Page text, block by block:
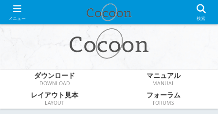
WordPress無料テーマ
ダウンロード
DOWNLOAD
マニュアル
MANUAL
レイアウト見本
LAYOUT
フォーラム
FORUMS
メニュー 検索